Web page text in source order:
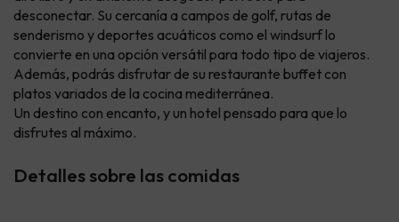
desconectar. Su cercanía a campos de golf, rutas de
senderismo y deportes acuáticos como el windsurf lo
convierte en una opción versátil para todo tipo de viajeros.
Además, podrás disfrutar de su restaurante buffet con
platos variados de la cocina mediterránea.
Un destino con encanto, y un hotel pensado para que lo
disfrutes al máximo.
Detalles sobre las comidas